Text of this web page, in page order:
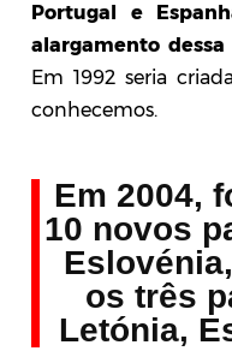
Portugal e
alargamento
Em 1992 seria
conhecemos.
Em 2004,
10 novos
os três
Letónia,